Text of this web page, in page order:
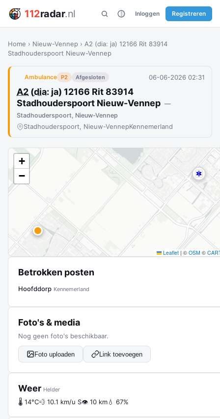
112radar.nl Inloggen Registreren
Home › Nieuw-Vennep › A2 (dia: ja) 12166 Rit 83914
Stadhouderspoort Nieuw-Vennep
Ambulance P2 Afgesloten 06-06-2026 02:31
A2 (dia: ja) 12166 Rit 83914
Stadhouderspoort Nieuw-Vennep —
Stadhouderspoort, Nieuw-Vennep
Stadhouderspoort, Nieuw-VennepKennemerland
+
−
Leaflet | © OSM ©
Betrokken posten
Hoofddorp Kennemerland
Foto's & media
Nog geen foto's beschikbaar.
Foto uploaden Link toevoegen
Weer Helder
🌡 14°C💨 10.1 km/u S👁 10 km💧 67%